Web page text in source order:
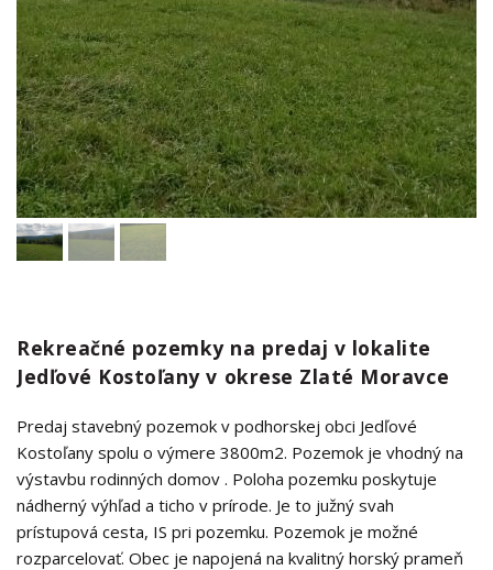
Rekreačné pozemky na predaj v lokalite
Jedľové Kostoľany v okrese Zlaté Moravce
Predaj stavebný pozemok v podhorskej obci Jedľové
Kostoľany spolu o výmere 3800m2. Pozemok je vhodný na
výstavbu rodinných domov . Poloha pozemku poskytuje
nádherný výhľad a ticho v prírode. Je to južný svah
prístupová cesta, IS pri pozemku. Pozemok je možné
rozparcelovať. Obec je napojená na kvalitný horský prameň